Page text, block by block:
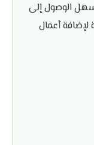
تسهل الوصول إلى
لإضافة أعمال